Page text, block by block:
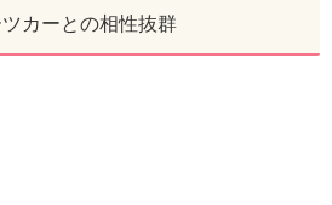
カーとの相性抜群